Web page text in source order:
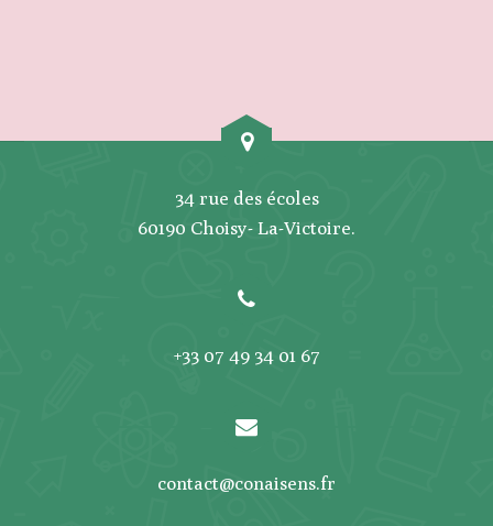
34 rue des écoles
60190 Choisy- La-Victoire.
+33 07 49 34 01 67
contact@conaisens.fr